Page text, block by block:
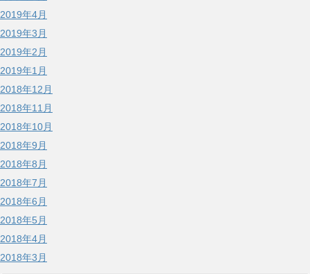
2019年4月
2019年3月
2019年2月
2019年1月
2018年12月
2018年11月
2018年10月
2018年9月
2018年8月
2018年7月
2018年6月
2018年5月
2018年4月
2018年3月